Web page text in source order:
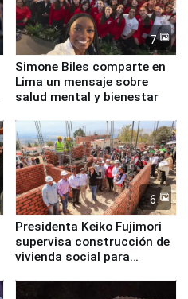
7
Simone Biles comparte en
Lima un mensaje sobre
salud mental y bienestar
6
Presidenta Keiko Fujimori
supervisa construcción de
vivienda social para